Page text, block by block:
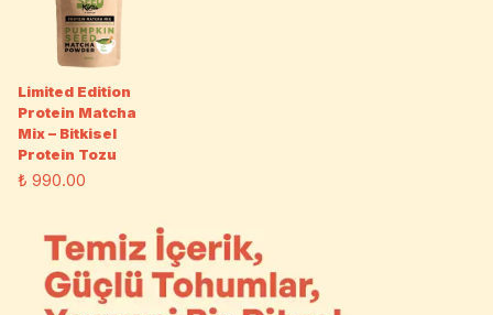
Limited Edition
Protein Matcha
Mix – Bitkisel
Protein Tozu
₺ 990.00